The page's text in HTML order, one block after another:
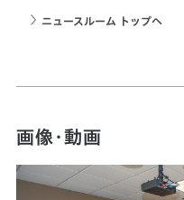
ニュースルーム トップへ
画像・動画